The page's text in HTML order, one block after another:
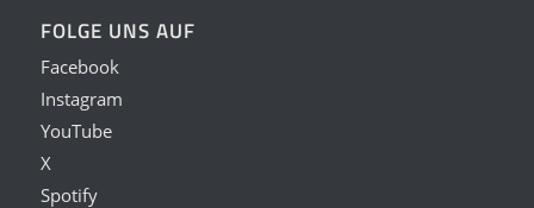
FOLGE UNS AUF
Facebook
Instagram
YouTube
X
Spotify